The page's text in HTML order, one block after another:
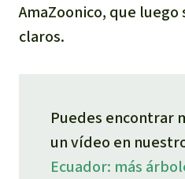
AmaZoonico, que
claros.
Puedes encontrar
un vídeo en
Ecuador: más